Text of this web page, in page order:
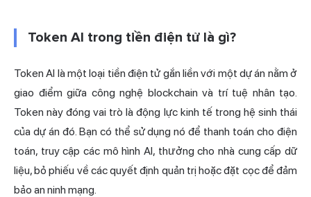
Token AI trong tiền điện tử là gì?
Token AI là một loại tiền điện tử gắn liền với một dự án nằm ở
giao điểm giữa công nghệ blockchain và trí tuệ nhân tạo.
Token này đóng vai trò là động lực kinh tế trong hệ sinh thái
của dự án đó. Bạn có thể sử dụng nó để thanh toán cho điện
toán, truy cập các mô hình AI, thưởng cho nhà cung cấp dữ
liệu, bỏ phiếu về các quyết định quản trị hoặc đặt cọc để đảm
bảo an ninh mạng.